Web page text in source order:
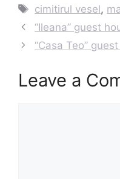
Tags
cimitirul vesel,
Post
navigation
“Ileana” guest
“Casa Teo”
Leave a